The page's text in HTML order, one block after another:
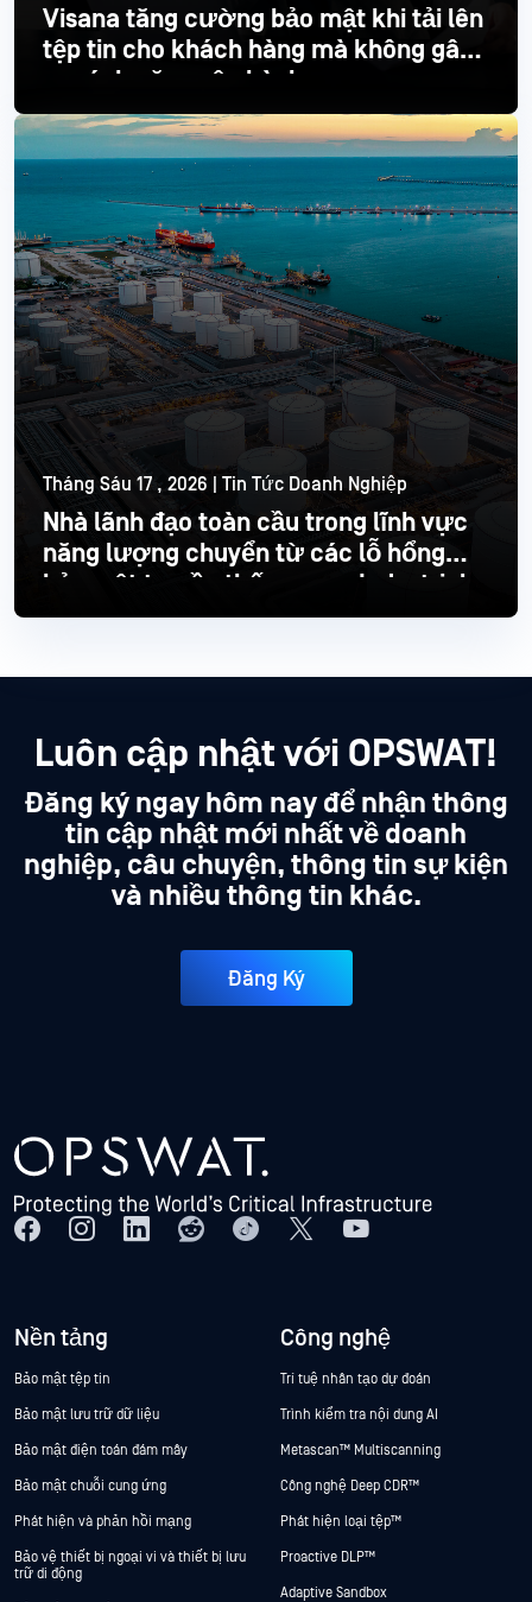
Visana tăng cường bảo mật khi tải lên
tệp tin cho khách hàng mà không gây
ra gánh nặng vận hành
Đọc thêm
Tháng Sáu 17 , 2026 | Tin Tức Doanh Nghiệp
Nhà lãnh đạo toàn cầu trong lĩnh vực
năng lượng chuyển từ các lỗ hổng
bảo mật truyền thống sang Industrial
hiện đại
Đọc thêm
Luôn cập nhật với OPSWAT!
Đăng ký ngay hôm nay để nhận thông
tin cập nhật mới nhất về doanh
nghiệp, câu chuyện, thông tin sự kiện
và nhiều thông tin khác.
Đăng Ký
Nền tảng
Bảo mật tệp tin
Bảo mật lưu trữ dữ liệu
Bảo mật điện toán đám mây
Bảo mật chuỗi cung ứng
Phát hiện và phản hồi mạng
Bảo vệ thiết bị ngoại vi và thiết bị lưu
trữ di động
Công nghệ
Trí tuệ nhân tạo dự đoán
Trình kiểm tra nội dung AI
Metascan™ Multiscanning
Công nghệ Deep CDR™
Phát hiện loại tệp™
Proactive DLP™
Adaptive Sandbox